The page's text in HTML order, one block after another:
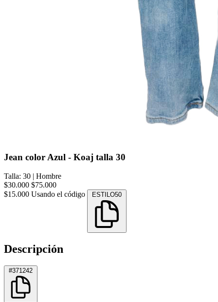
Jean color Azul - Koaj talla 30
Talla: 30 | Hombre
$30.000 $75.000
$15.000 Usando el código ESTILO50
Descripción
#371242